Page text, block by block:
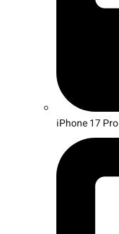
iPhone 17 Pro